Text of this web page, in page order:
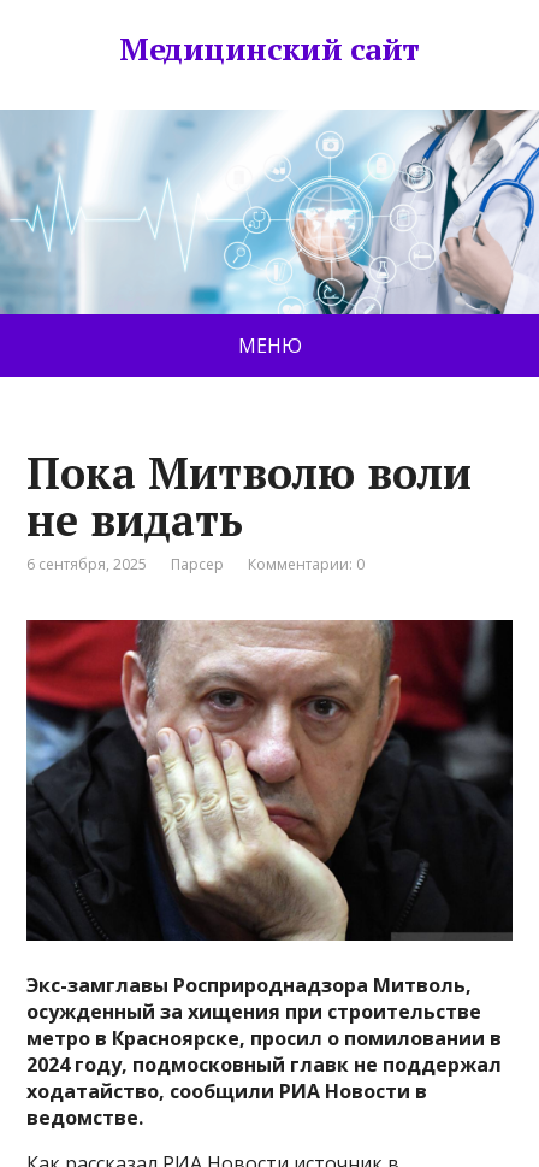
Медицинский сайт
МЕНЮ
Пока Митволю воли
не видать
6 сентября, 2025 Парсер Комментарии: 0
Экс-замглавы Росприроднадзора Митволь,
осужденный за хищения при строительстве
метро в Красноярске, просил о помиловании в
2024 году, подмосковный главк не поддержал
ходатайство, сообщили РИА Новости в
ведомстве.